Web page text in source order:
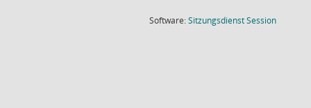
Software:SitzungsdienstSession(Wird in